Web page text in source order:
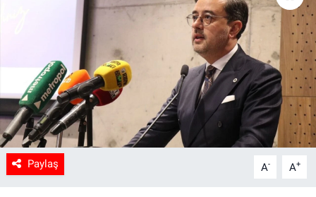
Paylaş A- A+
Politika
Spor
Yaşam
Tarım